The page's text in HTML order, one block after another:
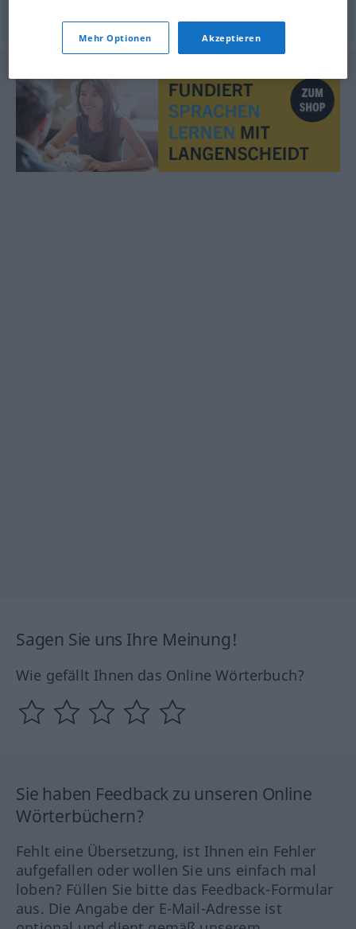
© OpenThesaurus.de
Sagen Sie uns Ihre Meinung!
Wie gefällt Ihnen das Online Wörterbuch?
Sie haben Feedback zu unseren Online
Wörterbüchern?
Fehlt eine Übersetzung, ist Ihnen ein Fehler
aufgefallen oder wollen Sie uns einfach mal
loben? Füllen Sie bitte das Feedback-Formular
aus. Die Angabe der E-Mail-Adresse ist
Mehr Optionen Akzeptieren